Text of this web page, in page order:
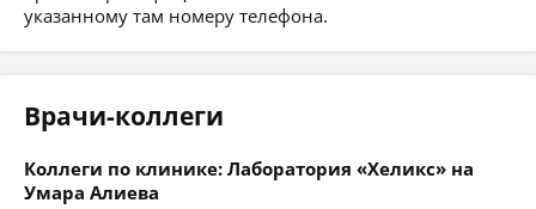
указанному там номеру телефона.
Врачи-коллеги
Коллеги по клинике: Лаборатория «Хеликс» на
Умара Алиева